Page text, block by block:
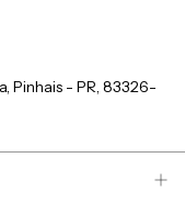
Pinhais - PR, 83326-